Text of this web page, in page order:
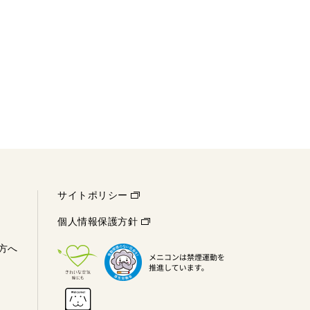
へ
サイトポリシー
個人情報保護方針